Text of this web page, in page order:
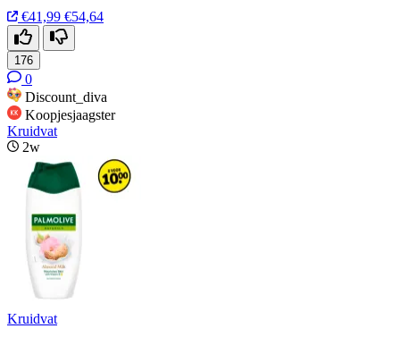
€41,99 €54,64
176
0
Discount_diva
Koopjesjaagster
Kruidvat
2w
Kruidvat